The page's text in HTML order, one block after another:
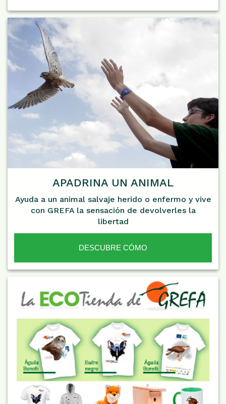
APADRINA UN ANIMAL
Ayuda a un animal salvaje herido o enfermo y vive
con GREFA la sensación de devolverles la
libertad
DESCUBRE CÓMO